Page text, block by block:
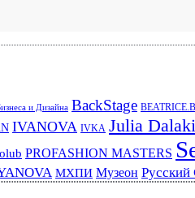
и Дизайна BackStage BEATRICE.B
IVANOVA IVKA Julia
PROFASHION MASTERS
МХПИ Музеон Русский